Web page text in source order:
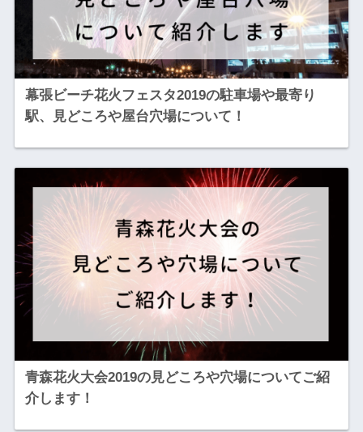
幕張ビーチ花火フェスタ2019の駐車場や最寄り
駅、見どころや屋台穴場について！
青森花火大会2019の見どころや穴場についてご紹
介します！